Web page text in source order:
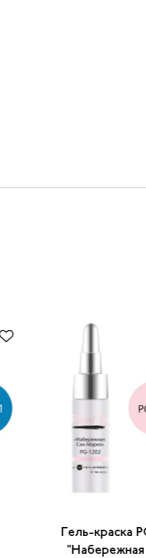
Гель-краска